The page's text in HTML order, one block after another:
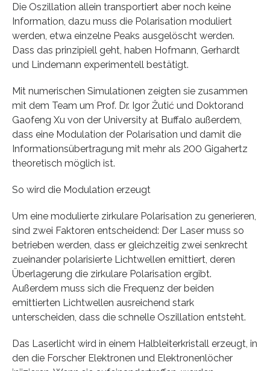
Die Oszillation allein transportiert aber noch keine
Information, dazu muss die Polarisation moduliert
werden, etwa einzelne Peaks ausgelöscht werden.
Dass das prinzipiell geht, haben Hofmann, Gerhardt
und Lindemann experimentell bestätigt.
Mit numerischen Simulationen zeigten sie zusammen
mit dem Team um Prof. Dr. Igor Žutić und Doktorand
Gaofeng Xu von der University at Buffalo außerdem,
dass eine Modulation der Polarisation und damit die
Informationsübertragung mit mehr als 200 Gigahertz
theoretisch möglich ist.
So wird die Modulation erzeugt
Um eine modulierte zirkulare Polarisation zu generieren,
sind zwei Faktoren entscheidend: Der Laser muss so
betrieben werden, dass er gleichzeitig zwei senkrecht
zueinander polarisierte Lichtwellen emittiert, deren
Überlagerung die zirkulare Polarisation ergibt.
Außerdem muss sich die Frequenz der beiden
emittierten Lichtwellen ausreichend stark
unterscheiden, dass die schnelle Oszillation entsteht.
Das Laserlicht wird in einem Halbleiterkristall erzeugt, in
den die Forscher Elektronen und Elektronenlöcher